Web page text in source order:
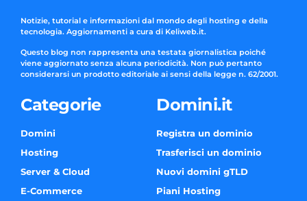
Notizie, tutorial e informazioni dal mondo degli hosting e della
tecnologia. Aggiornamenti a cura di Keliweb.it.
Questo blog non rappresenta una testata giornalistica poiché
viene aggiornato senza alcuna periodicità. Non può pertanto
considerarsi un prodotto editoriale ai sensi della legge n. 62/2001.
Categorie
Domini
Hosting
Server & Cloud
E-Commerce
Domini.it
Registra un dominio
Trasferisci un dominio
Nuovi domini gTLD
Piani Hosting